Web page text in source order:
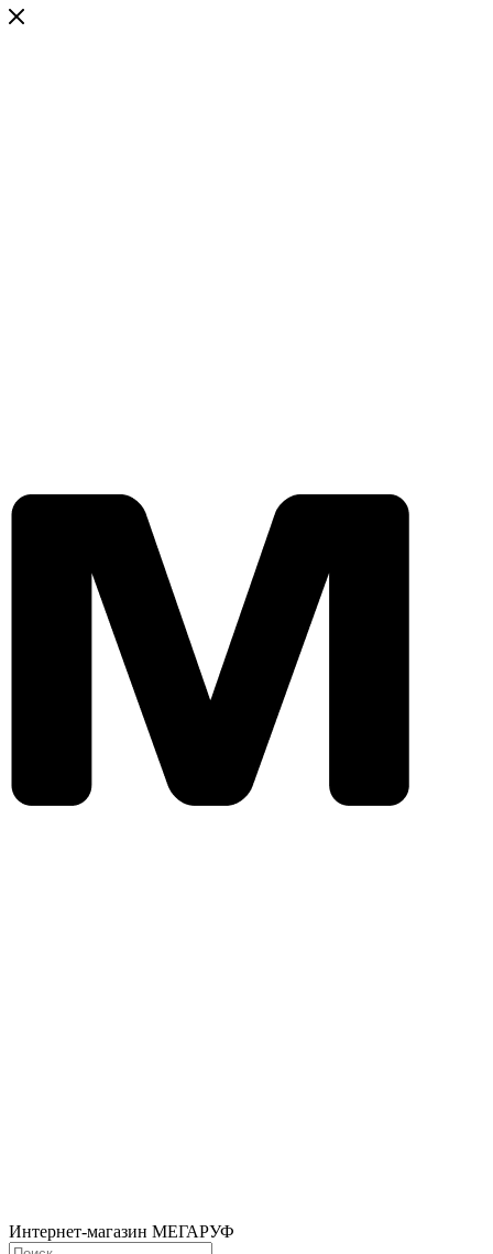
Интернет-магазин МЕГАРУФ